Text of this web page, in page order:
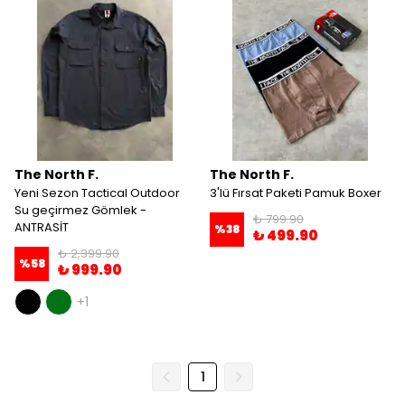
The North F.
Yeni Sezon Tactical Outdoor
Su geçirmez Gömlek -
ANTRASİT
%58
₺ 2,399.90
₺ 999.90
+1
The North F.
3'lü Fırsat Paketi Pamuk Boxer
%38
₺ 799.90
₺ 499.90
1